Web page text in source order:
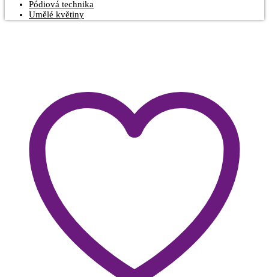
Pódiová technika
Umělé květiny